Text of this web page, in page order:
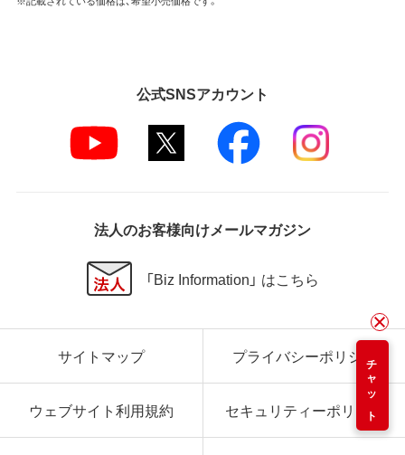
チャット
公式SNSアカウント
法人のお客様向けメールマガジン
「Biz Information」 はこちら
サイトマップ プライバシーポリシー
ウェブサイト利用規約 セキュリティーポリシー